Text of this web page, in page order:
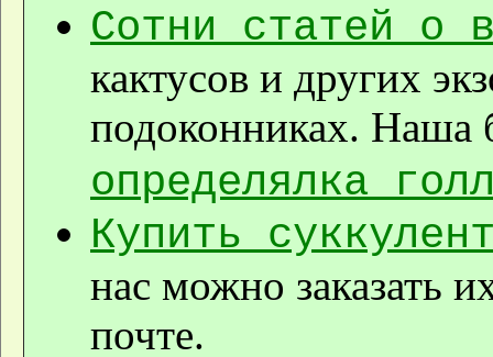
Сотни статей о
кактусов и других
подоконниках. Наша
определялка
Купить
нас можно заказать
почте.